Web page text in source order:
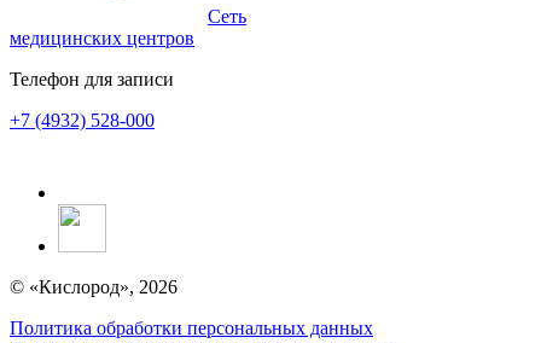
Сеть
медицинских центров
Телефон для записи
+7 (4932) 528-000
© «Кислород», 2026
Политика обработки персональных данных